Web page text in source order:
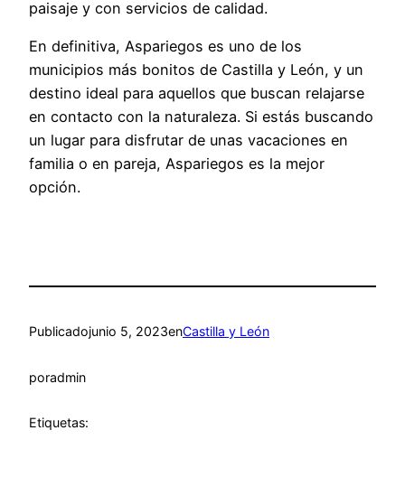
paisaje y con servicios de calidad.
En definitiva, Aspariegos es uno de los
municipios más bonitos de Castilla y León, y un
destino ideal para aquellos que buscan relajarse
en contacto con la naturaleza. Si estás buscando
un lugar para disfrutar de unas vacaciones en
familia o en pareja, Aspariegos es la mejor
opción.
Publicadojunio 5, 2023enCastilla y León
poradmin
Etiquetas: